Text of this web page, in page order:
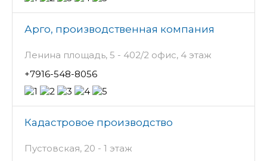
Арго, производственная компания
Ленина площадь, 5 - 402/2 офис, 4 этаж
+7916-548-8056
Кадастровое производство
Пустовская, 20 - 1 этаж